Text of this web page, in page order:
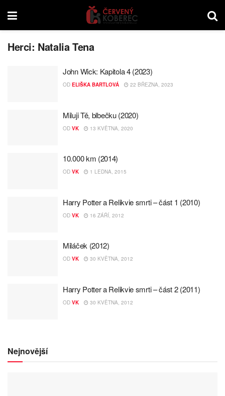
Herci: Natalia Tena
John Wick: Kapitola 4 (2023)
OD ELIŠKA BARTLOVÁ 22 BŘEZNA, 2023
Miluji Tě, blbečku (2020)
OD VK 13 KVĚTNA, 2020
10.000 km (2014)
OD VK 1 LEDNA, 2015
Harry Potter a Relikvie smrti – část 1 (2010)
OD VK 16 ZÁŘÍ, 2012
Miláček (2012)
OD VK 30 KVĚTNA, 2012
Harry Potter a Relikvie smrti – část 2 (2011)
OD VK 30 KVĚTNA, 2012
Nejnovější